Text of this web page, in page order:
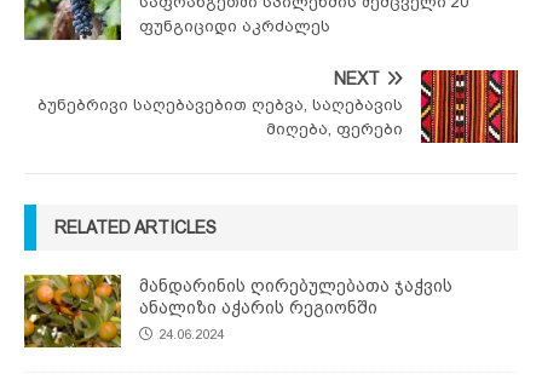
ფუნგიციდი აკრძალეს
NEXT
ბუნებრივი საღებავებით ღებვა, საღებავის
მიღება, ფერები
RELATED ARTICLES
მანდარინის ღირებულებათა ჯაჭვის
ანალიზი აჭარის რეგიონში
24.06.2024